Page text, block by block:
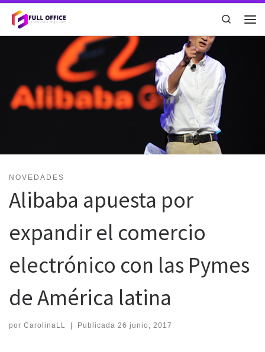
Saltar al contenido Search
NOVEDADES
Alibaba apuesta por
expandir el comercio
electrónico con las Pymes
de América latina
por CarolinaLL Publicada 26 junio, 2017